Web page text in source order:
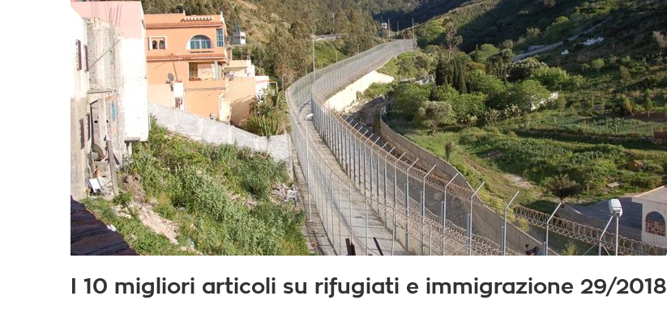
I 10 migliori articoli su rifugiati e immigrazione 29/2018